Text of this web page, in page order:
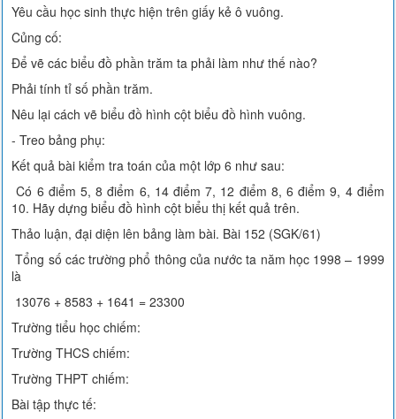
Yêu cầu học sinh thực hiện trên giấy kẻ ô vuông.
Củng cố:
Để vẽ các biểu đồ phần trăm ta phải làm như thế nào?
Phải tính tỉ số phần trăm.
Nêu lại cách vẽ biểu đồ hình cột biểu đồ hình vuông.
- Treo bảng phụ:
Kết quả bài kiểm tra toán của một lớp 6 như sau:
Có 6 điểm 5, 8 điểm 6, 14 điểm 7, 12 điểm 8, 6 điểm 9, 4 điểm
10. Hãy dựng biểu đồ hình cột biểu thị kết quả trên.
Thảo luận, đại diện lên bảng làm bài. Bài 152 (SGK/61)
Tổng số các trường phổ thông của nước ta năm học 1998 – 1999
là
13076 + 8583 + 1641 = 23300
Trường tiểu học chiếm:
Trường THCS chiếm:
Trường THPT chiếm:
Bài tập thực tế: